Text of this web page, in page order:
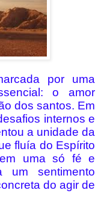
por uma
o amor
dos santos. Em
internos e
a unidade da
fluía do Espírito
uma só fé e
um sentimento
do agir de